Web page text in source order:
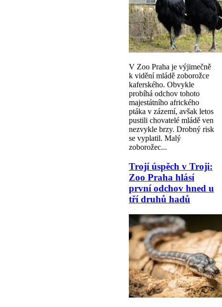
V Zoo Praha je výjimečně
k vidění mládě zoborožce
kaferského. Obvykle
probíhá odchov tohoto
majestátního afrického
ptáka v zázemí, avšak letos
pustili chovatelé mládě ven
nezvykle brzy. Drobný risk
se vyplatil. Malý
zoborožec...
Trojí úspěch v Troji:
Zoo Praha hlásí
první odchov hned u
tří druhů hadů